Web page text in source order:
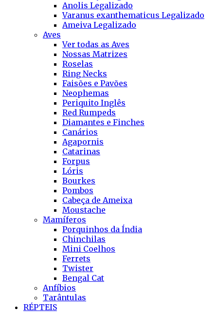
Anolis Legalizado
Varanus exanthematicus Legalizado
Ameiva Legalizado
Aves
Ver todas as Aves
Nossas Matrizes
Roselas
Ring Necks
Faisões e Pavões
Neophemas
Periquito Inglês
Red Rumpeds
Diamantes e Finches
Canários
Agapornis
Catarinas
Forpus
Lóris
Bourkes
Pombos
Cabeça de Ameixa
Moustache
Mamíferos
Porquinhos da Índia
Chinchilas
Mini Coelhos
Ferrets
Twister
Bengal Cat
Anfíbios
Tarântulas
RÉPTEIS